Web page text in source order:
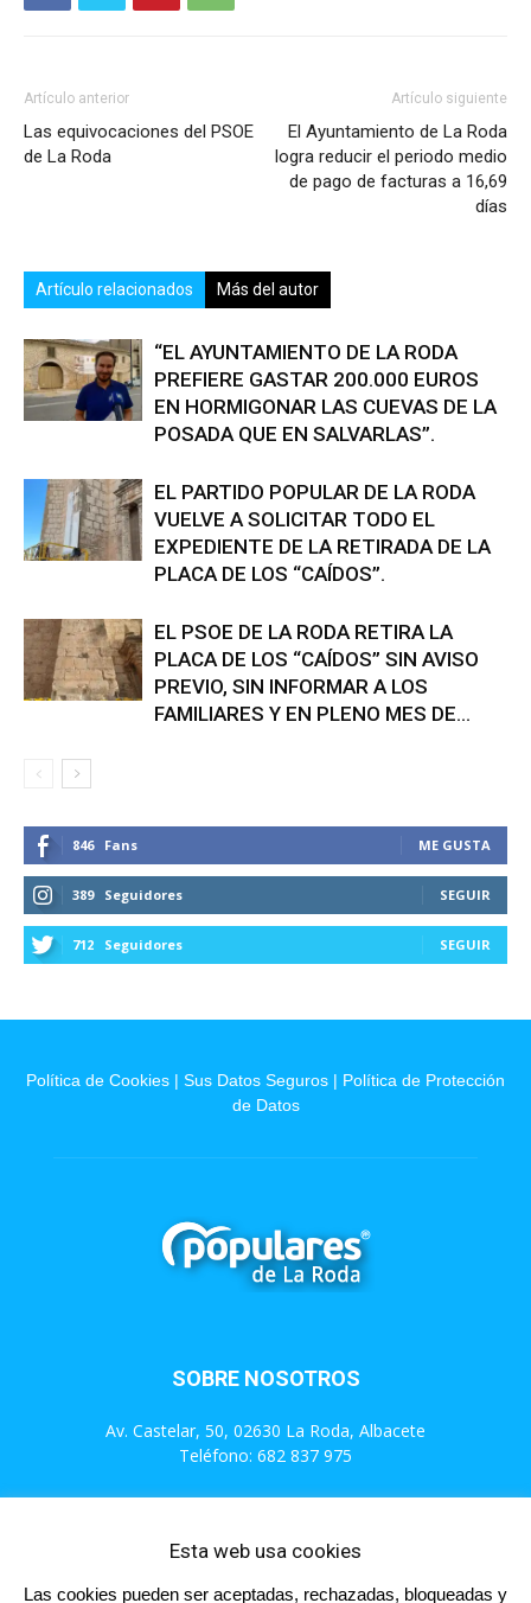
Artículo anterior
Las equivocaciones del PSOE
de La Roda
Artículo siguiente
El Ayuntamiento de La Roda
logra reducir el periodo medio
de pago de facturas a 16,69
días
Artículo relacionados Más del autor
“EL AYUNTAMIENTO DE LA RODA
PREFIERE GASTAR 200.000 EUROS
EN HORMIGONAR LAS CUEVAS DE LA
POSADA QUE EN SALVARLAS”.
EL PARTIDO POPULAR DE LA RODA
VUELVE A SOLICITAR TODO EL
EXPEDIENTE DE LA RETIRADA DE LA
PLACA DE LOS “CAÍDOS”.
EL PSOE DE LA RODA RETIRA LA
PLACA DE LOS “CAÍDOS” SIN AVISO
PREVIO, SIN INFORMAR A LOS
FAMILIARES Y EN PLENO MES DE...
846 Fans ME GUSTA
389 Seguidores SEGUIR
712 Seguidores SEGUIR
Política de Cookies | Sus Datos Seguros | Política de Protección
de Datos
SOBRE NOSOTROS
Av. Castelar, 50, 02630 La Roda, Albacete
Teléfono: 682 837 975
Contáctanos:info@populareslaroda.es
SÍGUENOS
Esta web usa cookies
Las cookies pueden ser aceptadas, rechazadas, bloqueadas y